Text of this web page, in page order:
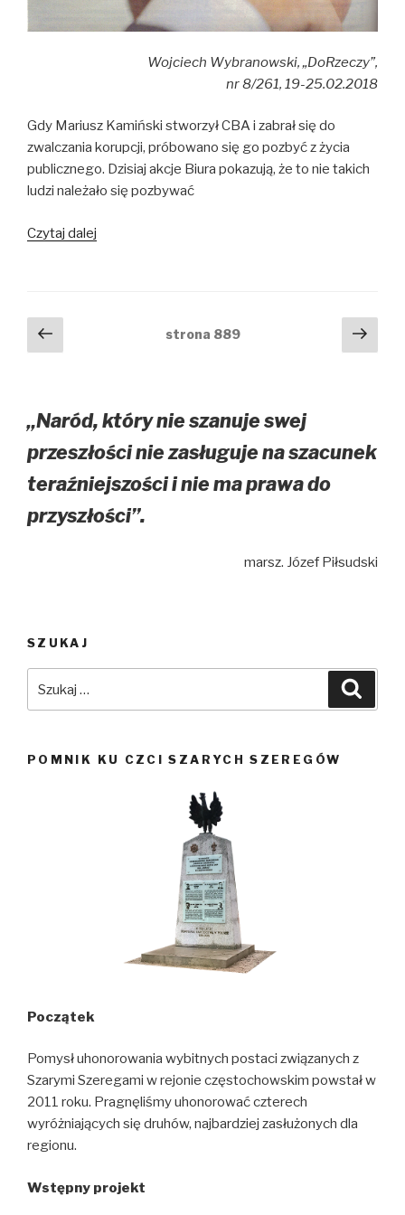
Wojciech Wybranowski, „DoRzeczy”,
nr 8/261, 19-25.02.2018
Gdy Mariusz Kamiński stworzył CBA i zabrał się do
zwalczania korupcji, próbowano się go pozbyć z życia
publicznego. Dzisiaj akcje Biura pokazują, że to nie takich
ludzi należało się pozbywać
Czytaj dalej
Nawigacja
po
Poprzednia
strona
strona 889
„Naród, który nie szanuje swej
przeszłości nie zasługuje na szacunek
teraźniejszości i nie ma prawa do
przyszłości”.
marsz. Józef Piłsudski
SZUKAJ
POMNIK KU CZCI SZARYCH SZEREGÓW
Początek
Pomysł uhonorowania wybitnych postaci związanych z
Szarymi Szeregami w rejonie częstochowskim powstał w
2011 roku. Pragnęliśmy uhonorować czterech
wyróżniających się druhów, najbardziej zasłużonych dla
regionu.
Wstępny projekt